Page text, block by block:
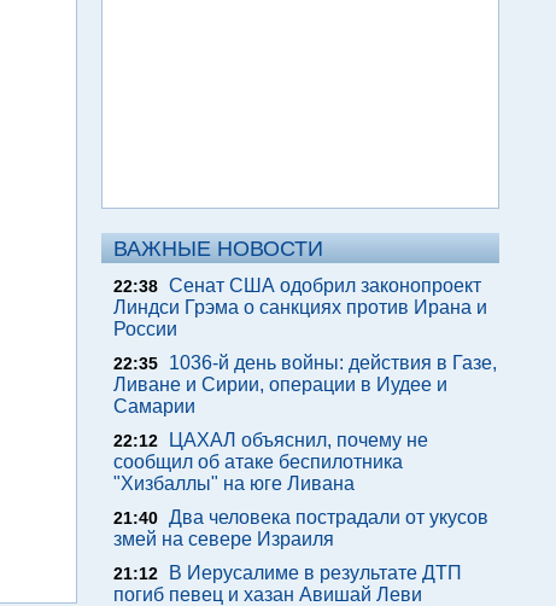
ВАЖНЫЕ НОВОСТИ
22:38 Сенат США одобрил законопроект
Линдси Грэма о санкциях против Ирана и
России
22:35
1036-й день войны: действия в Газе,
Ливане и Сирии, операции в Иудее и
Самарии
22:12
ЦАХАЛ объяснил, почему не
сообщил об атаке беспилотника
"Хизбаллы" на юге Ливана
21:40 Два человека пострадали от укусов
змей на севере Израиля
21:12
В Иерусалиме в результате ДТП
погиб певец и хазан Авишай Леви